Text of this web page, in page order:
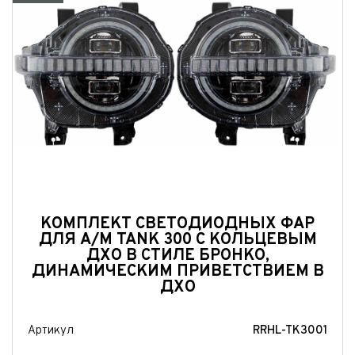
КОМПЛЕКТ СВЕТОДИОДНЫХ ФАР
ДЛЯ А/М TANK 300 С КОЛЬЦЕВЫМ
ДХО В СТИЛЕ БРОНКО,
ДИНАМИЧЕСКИМ ПРИВЕТСТВИЕМ В
ДХО
Артикул RRHL-TK3001
условиясоглашенияоб обработке персональных данных
Отправить
владельцев
условия соглашенияоб обработке персональных данных
условиясоглашенияоб обработке персональных данных
Отправить